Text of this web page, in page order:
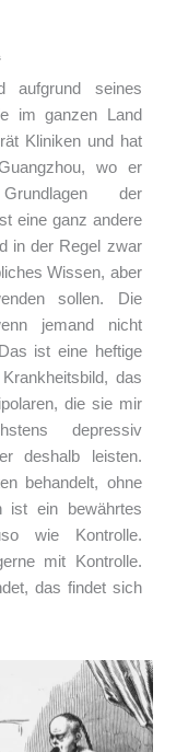
aufgrund seines
im ganzen Land
Kliniken und hat
wo er
der
eine ganz andere
in der Regel zwar
Wissen, aber
sollen. Die
jemand nicht
ist eine heftige
das
die sie mir
depressiv
deshalb leisten.
behandelt, ohne
ist ein bewährtes
wie Kontrolle.
mit Kontrolle.
das findet sich